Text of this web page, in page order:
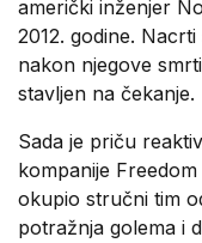
američki inženjer
2012. godine.
nakon njegove
stavljen na čekanje.
Sada je priču
kompanije
okupio stručni tim
potražnja golema i